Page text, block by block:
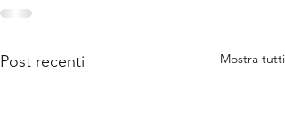
Post recenti Mostra tutti